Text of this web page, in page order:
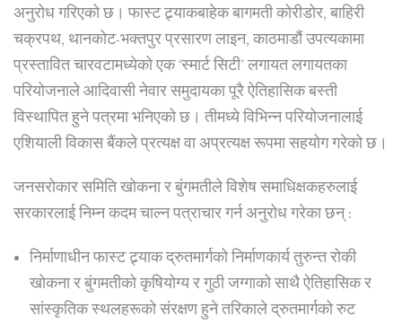
अनुरोध गरिएको छ। फास्ट ट्र्याकबाहेक बागमती कोरीडोर, बाहिरी
चक्रपथ, थानकोट-भक्तपुर प्रसारण लाइन, काठमाडौं उपत्यकामा
प्रस्तावित चारवटामध्येको एक ‘स्मार्ट सिटी’ लगायत लगायतका
परियोजनाले आदिवासी नेवार समुदायका पूरै ऐतिहासिक बस्ती
विस्थापित हुने पत्रमा भनिएको छ। तीमध्ये विभिन्न परियोजनालाई
एशियाली विकास बैंकले प्रत्यक्ष वा अप्रत्यक्ष रूपमा सहयोग गरेको छ।
जनसरोकार समिति खोकना र बुंगमतीले विशेष समाधिक्षकहरुलाई
सरकारलाई निम्न कदम चाल्न पत्राचार गर्न अनुरोध गरेका छन् :
निर्माणाधीन फास्ट ट्र्याक द्रुतमार्गको निर्माणकार्य तुरुन्त रोकी
खोकना र बुंगमतीको कृषियोग्य र गुठी जग्गाको साथै ऐतिहासिक र
सांस्कृतिक स्थलहरूको संरक्षण हुने तरिकाले द्रुतमार्गको रुट